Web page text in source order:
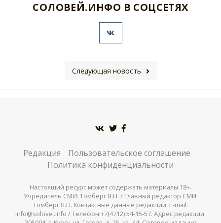
СОЛОВЕЙ.ИНФО В СОЦСЕТЯХ
Следующая новость
Редакция
Пользовательское соглашение
Политика конфиденциальности
Настоящий ресурс может содержать материалы 18+.
Учредитель СМИ: Томберг Я.Н. / Главный редактор СМИ:
Томберг Я.Н. Контактные данные редакции: E-mail:
info@solovei.info / Телефон:+7(4712) 54-15-57. Адрес редакции: